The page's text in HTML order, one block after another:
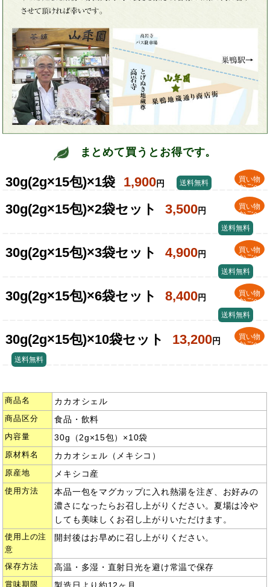
まとめて買うとお得です。
30g(2g×15包)×1袋 1,900円
買い物
かごへ
送料無料
30g(2g×15包)×2袋セット 3,500円
買い物
かごへ
送料無料
30g(2g×15包)×3袋セット 4,900円
買い物
かごへ
送料無料
30g(2g×15包)×6袋セット 8,400円
買い物
かごへ
送料無料
30g(2g×15包)×10袋セット 13,200円
買い物
かごへ
送料無料
商品名 カカオシェル
商品区分 食品・飲料
内容量 30g（2g×15包）×10袋
原材料名 カカオシェル（メキシコ）
原産地 メキシコ産
使用方法
本品一包をマグカップに入れ熱湯を注ぎ、お好みの
濃さになったらお召し上がりください。夏場は冷や
しても美味しくお召し上がりいただけます。
使用上の注
意
開封後はお早めに召し上がりください。
保存方法 高温・多湿・直射日光を避け常温で保存
賞味期限 製造日より約12ヶ月